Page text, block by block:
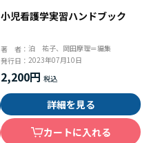
小児看護学実習ハンドブック
著 者： 泊 祐子、岡田摩理＝編集
発行日： 2023年07月10日
2,200円
詳細を見る
カートに入れる